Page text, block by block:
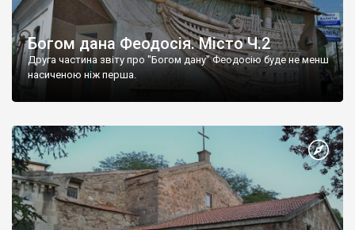
Богом дана Феодосія. Місто Ч.2
Друга частина звіту про "Богом дану" Феодосію буде не менш
насиченою ніж перша.